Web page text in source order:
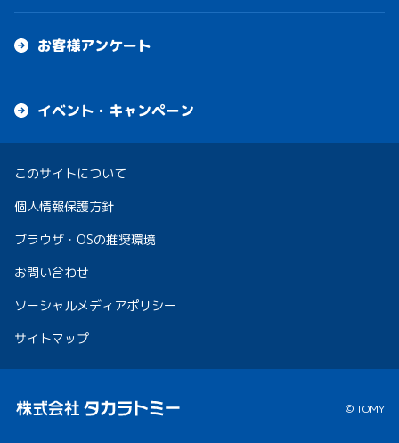
お客様アンケート
イベント・キャンペーン
このサイトについて
個人情報保護方針
ブラウザ・OSの推奨環境
お問い合わせ
ソーシャルメディアポリシー
サイトマップ
© TOMY